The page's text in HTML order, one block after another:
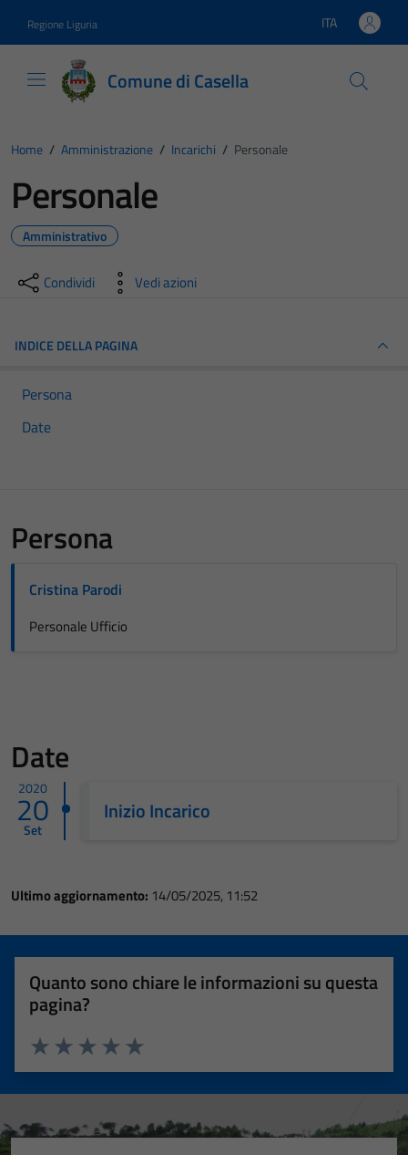
Regione Liguria Lingua attiva:
ITA
Comune di Casella
Home / Amministrazione / Incarichi / Personale
Personale
Amministrativo
Condividi Vedi azioni
INDICE DELLA PAGINA
Persona
Date
Persona
Cristina Parodi
Personale Ufficio
Date
2020
20
Set
Inizio Incarico
Ultimo aggiornamento: 14/05/2025, 11:52
Quanto sono chiare le informazioni su questa
pagina?
Valuta 5 stelle su 5
Valuta 4 stelle su 5
Valuta 3 stelle su 5
Valuta 2 stelle su 5
Valuta 1 stelle su 5